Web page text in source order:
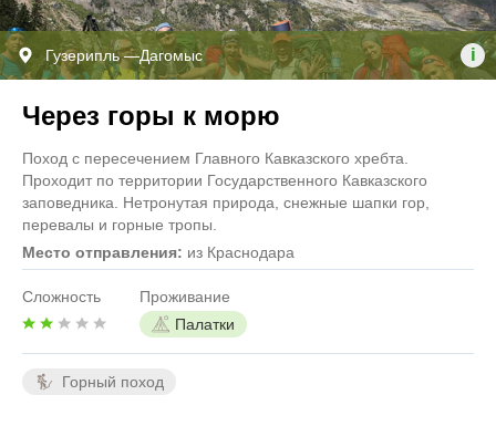
Гузерипль —Дагомыс i
Через горы к морю
Поход с пересечением Главного Кавказского хребта.
Проходит по территории Государственного Кавказского
заповедника. Нетронутая природа, снежные шапки гор,
перевалы и горные тропы.
Место отправления: из Краснодара
Сложность
Проживание
Палатки
Горный поход